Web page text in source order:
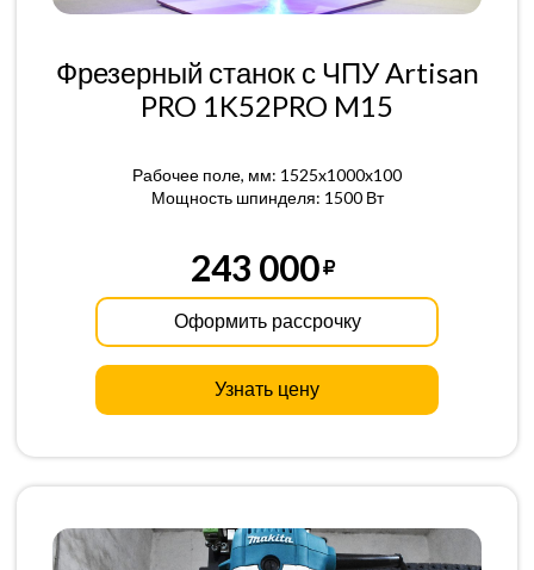
Фрезерный станок с ЧПУ Artisan
PRO 1K52PRO M15
Рабочее поле, мм: 1525x1000x100
Мощность шпинделя: 1500 Вт
243 000
Оформить рассрочку
Узнать цену